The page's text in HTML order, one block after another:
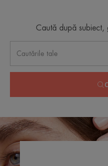
Caută după subiect,